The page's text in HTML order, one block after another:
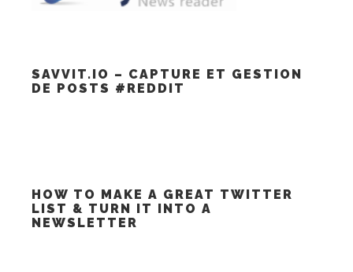
SAVVIT.IO – CAPTURE ET GESTION
DE POSTS #REDDIT
HOW TO MAKE A GREAT TWITTER
LIST & TURN IT INTO A
NEWSLETTER